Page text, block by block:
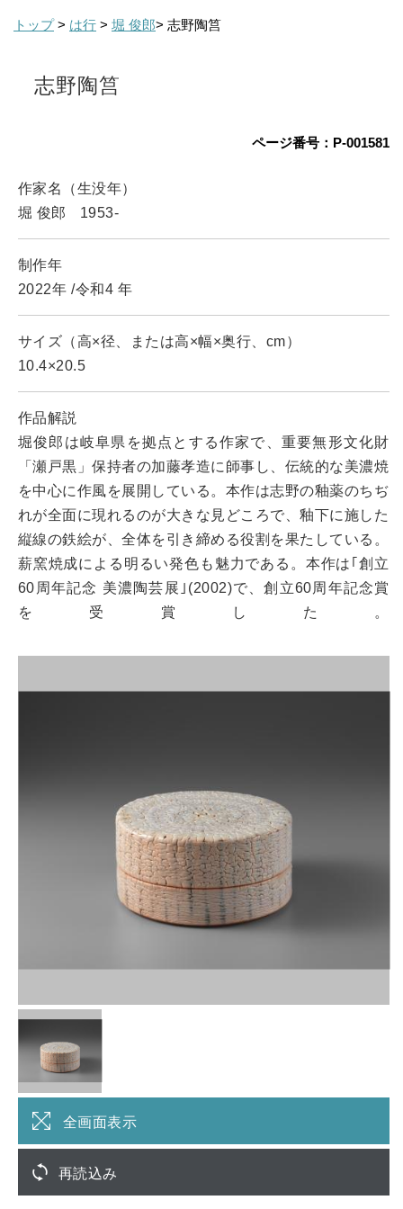
トップ > は行 > 堀 俊郎> 志野陶筥
志野陶筥
ページ番号：P-001581
作家名（生没年）
堀 俊郎
1953-
制作年
2022年 /令和4 年
サイズ（高×径、または高×幅×奥行、cm）
10.4×20.5
作品解説
堀俊郎は岐阜県を拠点とする作家で、重要無形文化財
「瀬戸黒」保持者の加藤孝造に師事し、伝統的な美濃焼
を中心に作風を展開している。本作は志野の釉薬のちぢ
れが全面に現れるのが大きな見どころで、釉下に施した
縦線の鉄絵が、全体を引き締める役割を果たしている。
薪窯焼成による明るい発色も魅力である。本作は｢創立
60周年記念 美濃陶芸展｣(2002)で、創立60周年記念賞
を受賞した。
全画面表示
再読込み